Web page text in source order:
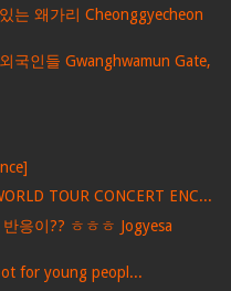
는 왜가리 Cheonggyecheon
국인들 Gwanghwamun Gate,
TOUR CONCERT ENC...
응이?? ㅎㅎㅎ Jogyesa
for young peopl...